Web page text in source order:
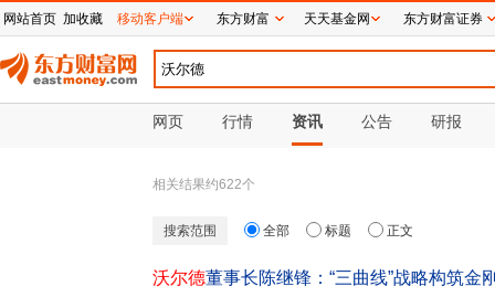
网页 行情 资讯 公告 研报
相关结果约622个
搜索范围 全部 标题 正文
沃尔德董事长陈继锋：“三曲线”战略构筑金
网站首页 加收藏 移动客户端 东方财富 天天基金网 东方财富证券